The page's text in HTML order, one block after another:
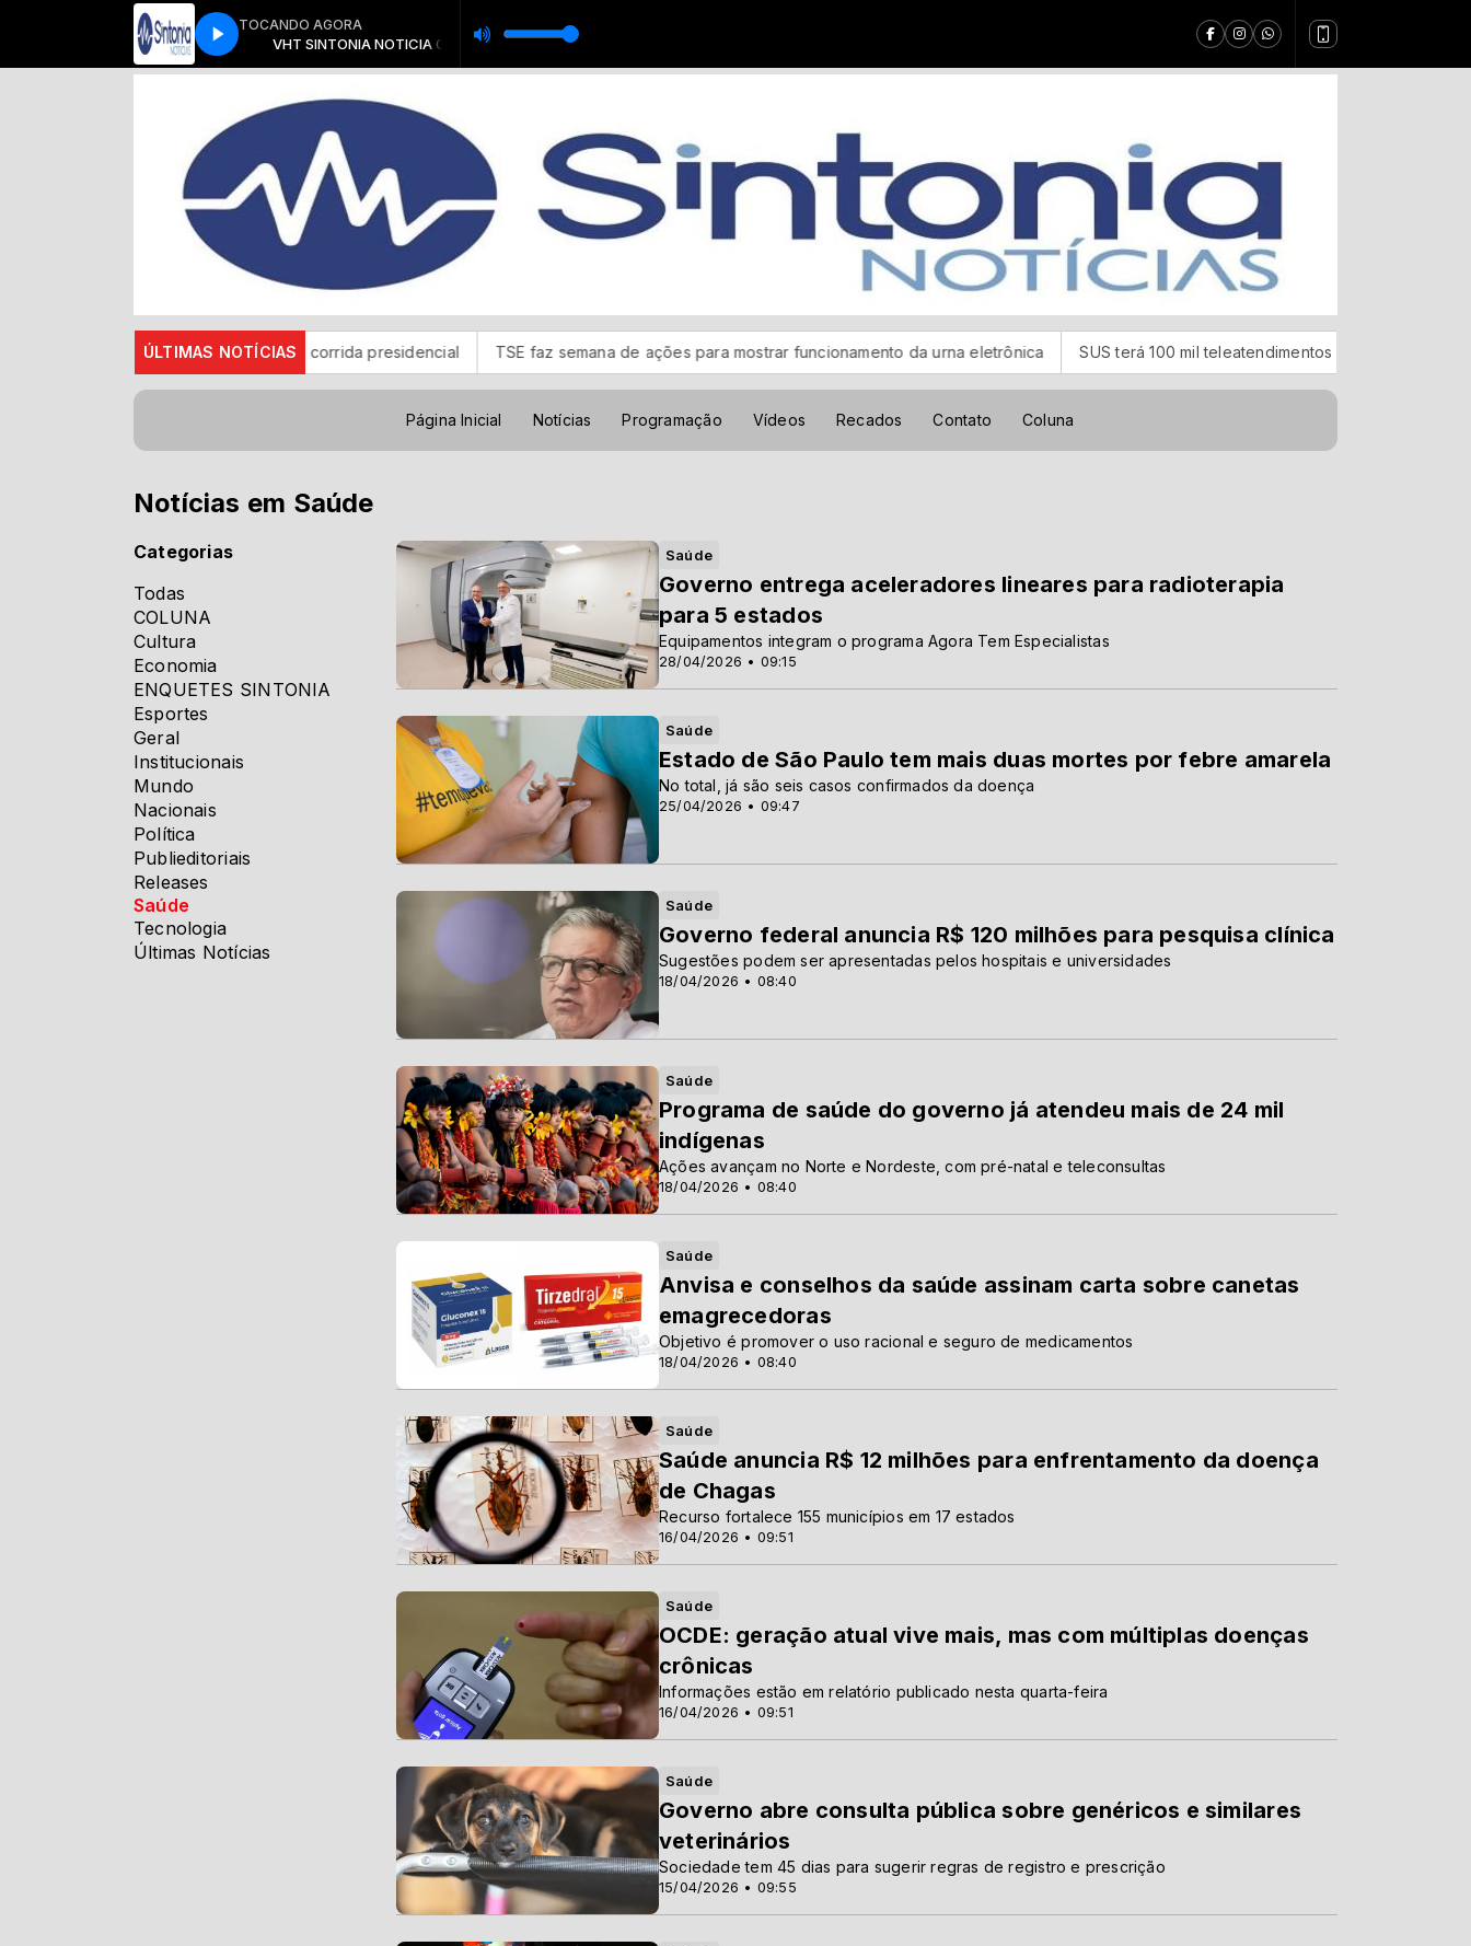
TOCANDO AGORA
VHT SINTONIA NOTICIA 01 VHT SINTONIA NOTICIA 01
Musical com Locutor Padrão Programação Musical com Locutor Padrão
ÚLTIMAS NOTÍCIAS
se manterá neutro na corrida presidencial TSE faz semana de ações para mostrar funcionamento da urna eletrônica SUS terá 100 mil teleatendimentos mensais para vício em bets
Página Inicial Notícias Programação Vídeos Recados Contato Coluna
Notícias em Saúde
Categorias
Todas
COLUNA
Cultura
Economia
ENQUETES SINTONIA
Esportes
Geral
Institucionais
Mundo
Nacionais
Política
Publieditoriais
Releases
Saúde
Tecnologia
Últimas Notícias
Saúde
28/04/2026 • 09:15
Governo entrega aceleradores lineares para radioterapia
para 5 estados
Equipamentos integram o programa Agora Tem Especialistas
Saúde
25/04/2026 • 09:47
Estado de São Paulo tem mais duas mortes por febre amarela
No total, já são seis casos confirmados da doença
Saúde
18/04/2026 • 08:40
Governo federal anuncia R$ 120 milhões para pesquisa clínica
Sugestões podem ser apresentadas pelos hospitais e universidades
Saúde
18/04/2026 • 08:40
Programa de saúde do governo já atendeu mais de 24 mil
indígenas
Ações avançam no Norte e Nordeste, com pré-natal e teleconsultas
Saúde
18/04/2026 • 08:40
Anvisa e conselhos da saúde assinam carta sobre canetas
emagrecedoras
Objetivo é promover o uso racional e seguro de medicamentos
Saúde
16/04/2026 • 09:51
Saúde anuncia R$ 12 milhões para enfrentamento da doença
de Chagas
Recurso fortalece 155 municípios em 17 estados
Saúde
16/04/2026 • 09:51
OCDE: geração atual vive mais, mas com múltiplas doenças
crônicas
Informações estão em relatório publicado nesta quarta-feira
Saúde
15/04/2026 • 09:55
Governo abre consulta pública sobre genéricos e similares
veterinários
Sociedade tem 45 dias para sugerir regras de registro e prescrição